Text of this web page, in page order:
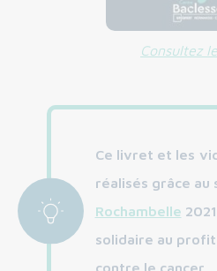
Consultez
Ce livret et les
réalisés grâce au
Rochambelle
solidaire au
contre le cancer.